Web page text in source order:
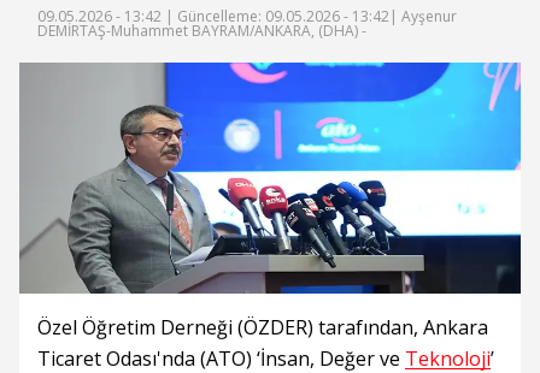
09.05.2026 - 13:42 | Güncelleme: 09.05.2026 - 13:42 | Ayşenur
DEMİRTAŞ-Muhammet BAYRAM/ANKARA, (DHA) -
Özel Öğretim Derneği (ÖZDER) tarafından, Ankara
Ticaret Odası'nda (ATO) ‘İnsan, Değer ve Teknoloji’